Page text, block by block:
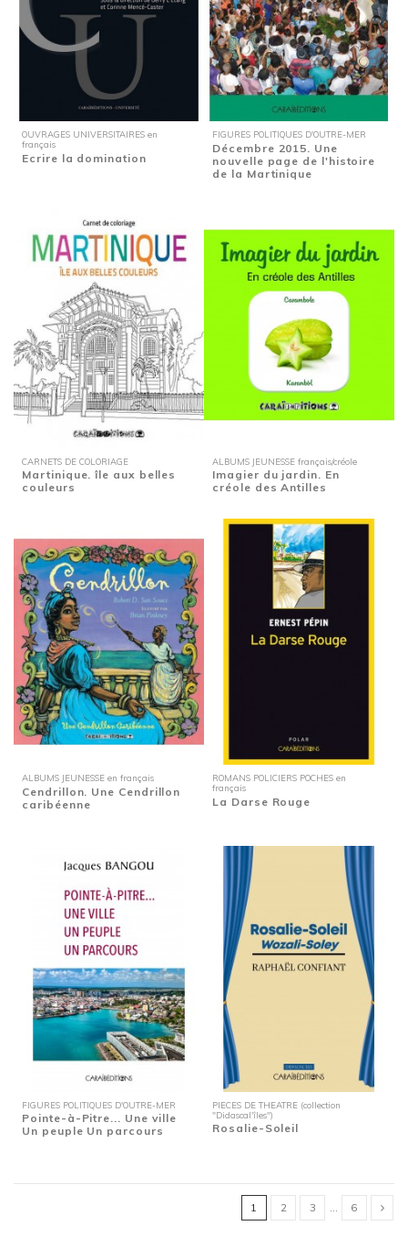
OUVRAGES UNIVERSITAIRES en
français
Ecrire la domination
FIGURES POLITIQUES D'OUTRE-MER
Décembre 2015. Une
nouvelle page de l'histoire
de la Martinique
CARNETS DE COLORIAGE
Martinique. île aux belles
couleurs
ALBUMS JEUNESSE français/créole
Imagier du jardin. En
créole des Antilles
ALBUMS JEUNESSE en français
Cendrillon. Une Cendrillon
caribéenne
ROMANS POLICIERS POCHES en
français
La Darse Rouge
FIGURES POLITIQUES D'OUTRE-MER
Pointe-à-Pitre... Une ville
Un peuple Un parcours
PIECES DE THEATRE (collection
"Didascal'îles")
Rosalie-Soleil
1 2 3 6